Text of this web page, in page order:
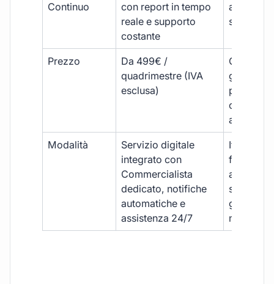
Continuo
con report in tempo
reale e supporto
costante
sporadici
Prezzo
Da 499€ /
quadrimestre (IVA
esclusa)
Costi
più
ogni
Modalità
Servizio digitale
integrato con
Commercialista
dedicato, notifiche
automatiche e
assistenza 24/7
Iter
studio e
gestione
manuale